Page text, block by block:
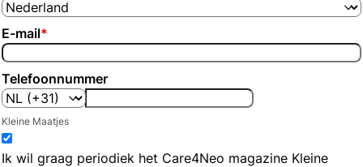
E-mail*
Telefoonnummer
Kleine Maatjes
Ik wil graag periodiek het Care4Neo magazine Kleine